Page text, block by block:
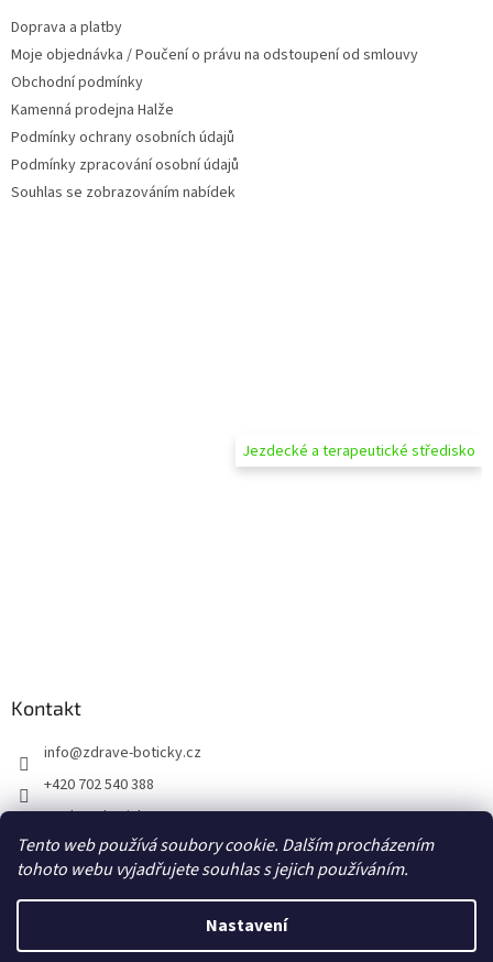
Tento web používá soubory cookie. Dalším procházením
tohoto webu vyjadřujete souhlas s jejich používáním.
Nastavení
Poštovné a balné 87,- Kč prostřednictvím Zásilkovny na výdejní místo
Doprava a platby
Moje objednávka / Poučení o právu na odstoupení od smlouvy
Obchodní podmínky
Kamenná prodejna Halže
Podmínky ochrany osobních údajů
Podmínky zpracování osobní údajů
Souhlas se zobrazováním nabídek
Jezdecké a terapeutické středisko
Kontakt
info@zdrave-boticky.cz
+420 702 540 388
@zdraveboticky
zdraveboticky
Vytvořil Shoptet